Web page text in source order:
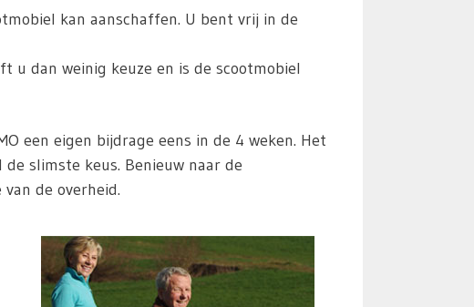
kan aanschaffen. U bent vrij in de
u dan weinig keuze en is de scootmobiel
een eigen bijdrage eens in de 4 weken. Het
slimste keus. Benieuw naar de
van de overheid.